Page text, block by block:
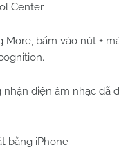
Center
More, bấm vào nút +
.
nhận diện âm nhạc đã
bằng iPhone